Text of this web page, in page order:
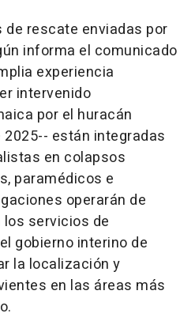
rescate enviadas por
informa el comunicado
experiencia
intervenido
por el huracán
están integradas
en colapsos
paramédicos e
operarán de
servicios de
gobierno interino de
la localización y
en las áreas más